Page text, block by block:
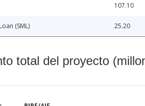
107.10
(SML) 25.20
total del proyecto